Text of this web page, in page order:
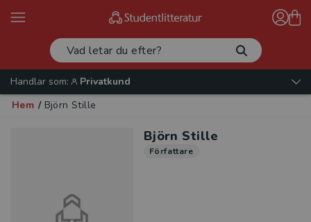
Handlar som:
Privatkund
Hem / Björn Stille
Björn Stille
Författare